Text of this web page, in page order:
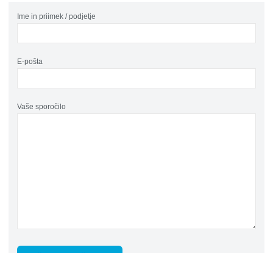
Ime in priimek / podjetje
E-pošta
Vaše sporočilo